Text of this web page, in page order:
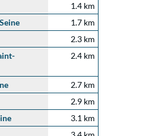
1.4 km
1.7 km
2.3 km
2.4 km
2.7 km
2.9 km
3.1 km